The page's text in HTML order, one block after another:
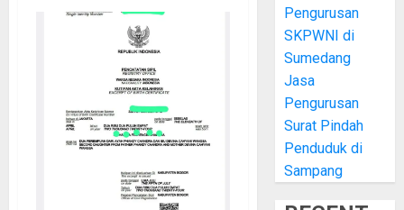
Pengurusan
SKPWNI di
Sumedang
Jasa
Pengurusan
Surat Pindah
Penduduk di
Sampang